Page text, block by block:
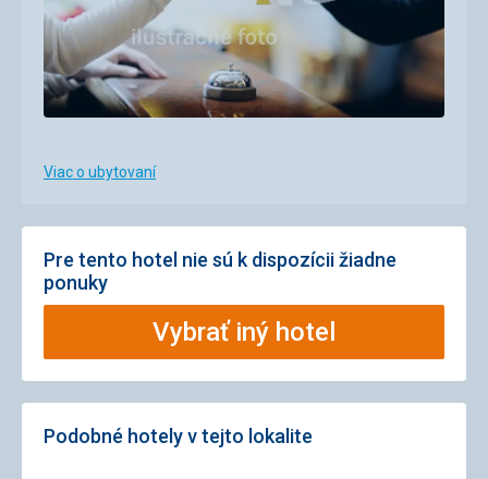
Viac o ubytovaní
Pre tento hotel nie sú k dispozícii žiadne
ponuky
Vybrať iný hotel
Podobné hotely v tejto lokalite